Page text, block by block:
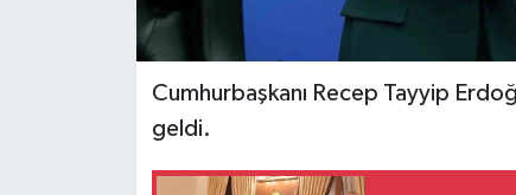
Cumhurbaşkanı Recep Tayyip
geldi.